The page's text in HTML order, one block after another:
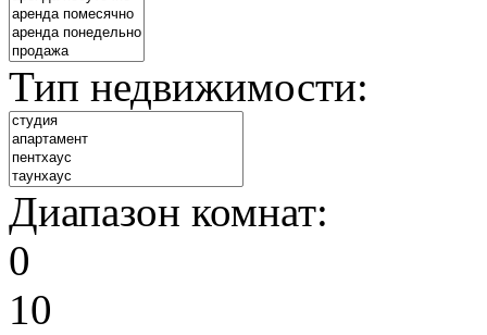
Тип недвижимости:
Диапазон комнат:
0
10